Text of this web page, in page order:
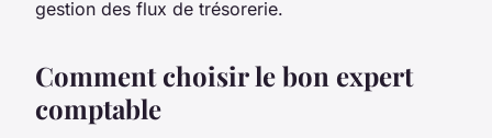
gestion des flux de trésorerie.
Comment choisir le bon expert
comptable